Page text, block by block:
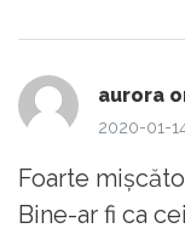
aurora
2020-01-
Foarte
Bine-ar fi ca